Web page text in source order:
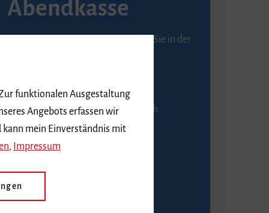
Abendkasse
Karten an der Abendkasse erhalten Sie in der
An der Abendkasse ist ausschließlich
Barzahlung möglich.
Anfahrt
funktionalen Ausgestaltung
Angebots erfassen wir
kann mein Einverständnis mit
Impressum